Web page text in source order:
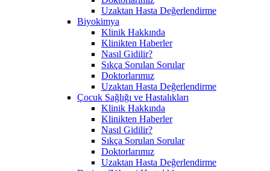
Uzaktan Hasta Değerlendirme
Biyokimya
Klinik Hakkında
Klinikten Haberler
Nasıl Gidilir?
Sıkça Sorulan Sorular
Doktorlarımız
Uzaktan Hasta Değerlendirme
Çocuk Sağlığı ve Hastalıkları
Klinik Hakkında
Klinikten Haberler
Nasıl Gidilir?
Sıkça Sorulan Sorular
Doktorlarımız
Uzaktan Hasta Değerlendirme